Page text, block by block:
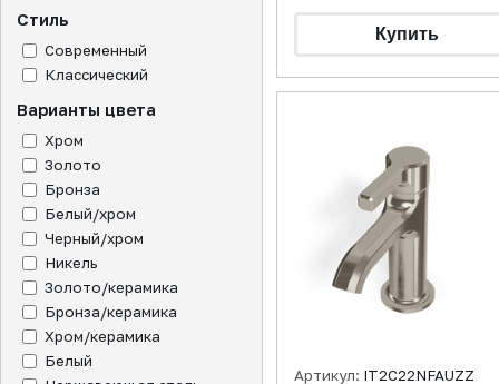
Стиль
Современный
Классический
Варианты цвета
Хром
Золото
Бронза
Белый/хром
Черный/хром
Никель
Золото/керамика
Бронза/керамика
Хром/керамика
Белый
Артикул: IT2C22NFAUZZ